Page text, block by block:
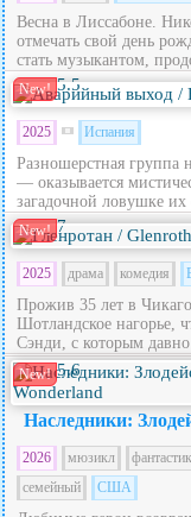
Весна в Лиссабоне.
отмечать свой день
стать музыкантом,
New! 5.5
2025 Испания
Разношерстная группа
— оказывается
загадочной ловушке
New! 7
2025 драма комедия
Прожив 35 лет в
Шотландское нагорье,
Сэнди, с которым
New! 5.6
Наследники:
2026 мюзикл
семейный
США